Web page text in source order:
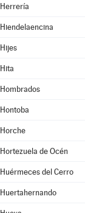
Herrería
Hiendelaencina
Hijes
Hita
Hombrados
Hontoba
Horche
Hortezuela de Océn
Huérmeces del Cerro
Huertahernando